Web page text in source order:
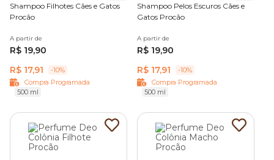
Shampoo Filhotes Cães e Gatos
Procão
A partir de
R$ 19,90
R$ 17,91
-10%
Compra Programada
500 ml
Shampoo Pelos Escuros Cães e
Gatos Procão
A partir de
R$ 19,90
R$ 17,91
-10%
Compra Programada
500 ml